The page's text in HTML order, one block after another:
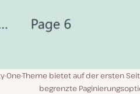
One-Theme bietet auf der ersten
begrenzte